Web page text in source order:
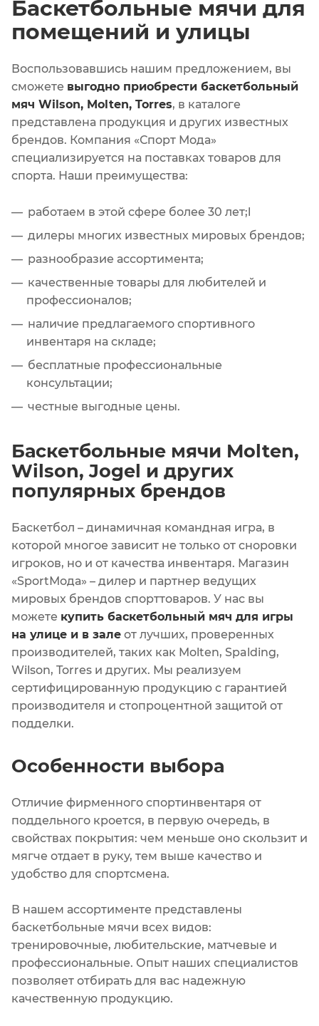
Баскетбольные мячи для
помещений и улицы
Воспользовавшись нашим предложением, вы
сможете выгодно приобрести баскетбольный
мяч Wilson, Molten, Torres, в каталоге
представлена продукция и других известных
брендов. Компания «Спорт Мода»
специализируется на поставках товаров для
спорта. Наши преимущества:
работаем в этой сфере более 30 лет;l
дилеры многих известных мировых брендов;
разнообразие ассортимента;
качественные товары для любителей и
профессионалов;
наличие предлагаемого спортивного
инвентаря на складе;
бесплатные профессиональные
консультации;
честные выгодные цены.
Баскетбольные мячи Molten,
Wilson, Jogel и других
популярных брендов
Баскетбол – динамичная командная игра, в
которой многое зависит не только от сноровки
игроков, но и от качества инвентаря. Магазин
«SportМода» – дилер и партнер ведущих
мировых брендов спорттоваров. У нас вы
можете купить баскетбольный мяч для игры
на улице и в зале от лучших, проверенных
производителей, таких как Molten, Spalding,
Wilson, Torres и других. Мы реализуем
сертифицированную продукцию с гарантией
производителя и стопроцентной защитой от
подделки.
Особенности выбора
Отличие фирменного спортинвентаря от
поддельного кроется, в первую очередь, в
свойствах покрытия: чем меньше оно скользит и
мягче отдает в руку, тем выше качество и
удобство для спортсмена.
В нашем ассортименте представлены
баскетбольные мячи всех видов:
тренировочные, любительские, матчевые и
профессиональные. Опыт наших специалистов
позволяет отбирать для вас надежную
качественную продукцию.